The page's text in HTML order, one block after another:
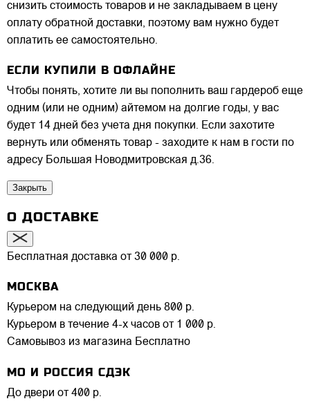
снизить стоимость товаров и не закладываем в цену
оплату обратной доставки, поэтому вам нужно будет
оплатить ее самостоятельно.
ЕСЛИ КУПИЛИ В ОФЛАЙНЕ
Чтобы понять, хотите ли вы пополнить ваш гардероб еще
одним (или не одним) айтемом на долгие годы, у вас
будет 14 дней без учета дня покупки. Если захотите
вернуть или обменять товар - заходите к нам в гости по
адресу Большая Новодмитровская д.36.
Закрыть
О ДОСТАВКЕ
Бесплатная доставка от 30 000 р.
МОСКВА
Курьером на следующий день 800 р.
Курьером в течение 4-х часов от 1 000 р.
Самовывоз из магазина Бесплатно
МО И РОССИЯ СДЭК
До двери от 400 р.